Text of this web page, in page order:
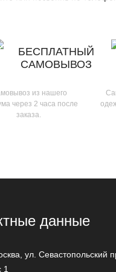
БЕСПЛАТНЫЙ
САМОВЫВОЗ
из нашего
через 2 часа после
заказа.
данные
,ул. Севастопольский
1